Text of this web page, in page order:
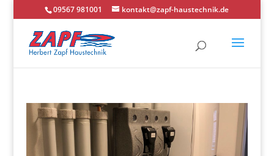
09567 981001 kontakt@zapf-haustechnik.de